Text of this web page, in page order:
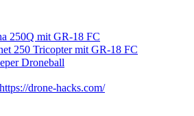
250Q mit GR-18 FC
250 Tricopter mit GR-18 FC
Droneball
drone-hacks.com/